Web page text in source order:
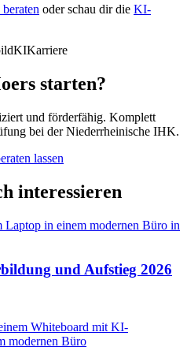
oder schau dir die KI-
KIKarriere
starten?
und förderfähig. Komplett
bei der Niederrheinische IHK.
lassen
interessieren
und Aufstieg 2026